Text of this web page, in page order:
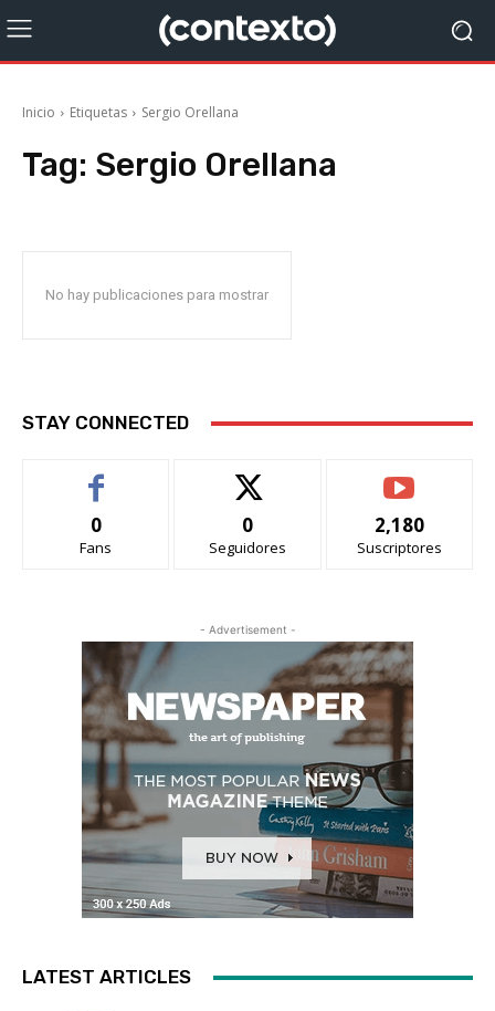
Inicio Etiquetas Sergio Orellana
Tag: Sergio Orellana
No hay publicaciones para mostrar
STAY CONNECTED
0
Fans
0
Seguidores
2,180
Suscriptores
- Advertisement -
LATEST ARTICLES